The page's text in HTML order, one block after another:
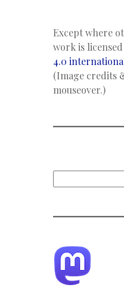
Except where
work is
4.0
(Image credits
mouseover.)